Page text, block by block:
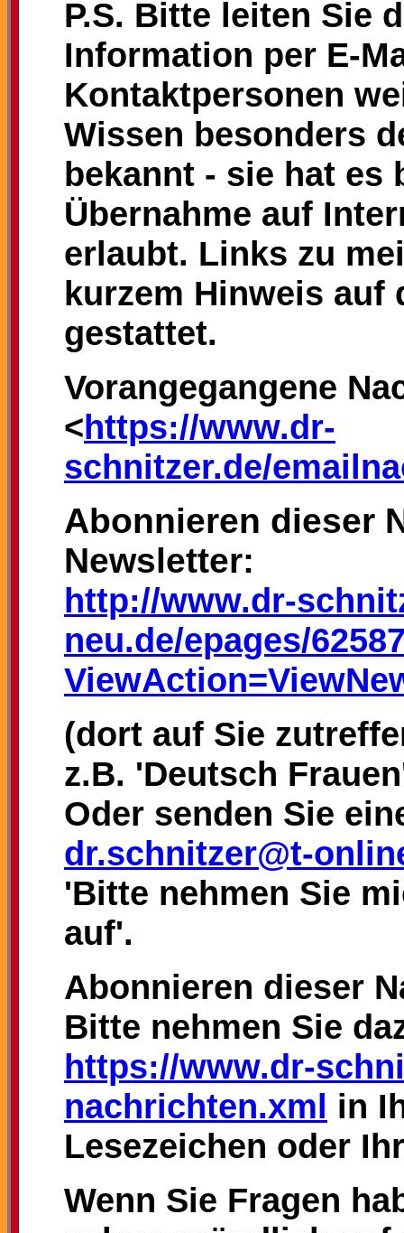
P.S. Bitte leiten Sie
Information per E-
Kontaktpersonen
Wissen besonders
bekannt - sie hat es
Übernahme auf
erlaubt. Links zu
kurzem Hinweis auf
gestattet.
Vorangegangene
<https://www.dr-
schnitzer.de/
Abonnieren dieser
Newsletter:
http://www.dr-
neu.de/epages/
(dort auf Sie
z.B. 'Deutsch
Oder senden Sie
dr.schnitzer@t-
'Bitte nehmen Sie
auf'.
Abonnieren dieser
Bitte nehmen Sie
https://www.dr-
nachrichten.xml in
Lesezeichen oder
Wenn Sie Fragen